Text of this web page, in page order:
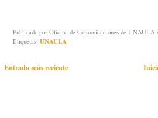
Publicado por Oficina de Comunicaciones de UNAULA
Etiquetas: UNAULA
Entrada más reciente